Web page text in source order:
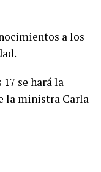
a los
se hará la
la ministra Carla